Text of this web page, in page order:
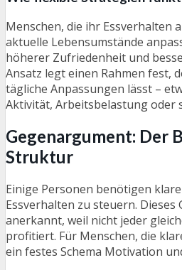
Menschen, die ihr Essverhalten
aktuelle Lebensumstände
höherer Zufriedenheit und
Ansatz legt einen Rahmen fest,
tägliche Anpassungen lässt –
Aktivität, Arbeitsbelastung oder
Gegenargument: Der
Struktur
Einige Personen benötigen
Essverhalten zu steuern.
anerkannt, weil nicht jeder
profitiert. Für Menschen, die
ein festes Schema Motivation